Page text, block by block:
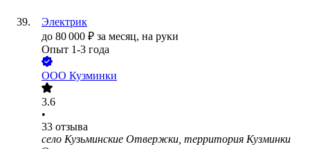
Электрик
до 80 000 ₽ за месяц, на руки
Опыт 1-3 года
ООО Кузминки
3.6
•
33 отзыва
село Кузьминские Отвержки, территория Кузминки